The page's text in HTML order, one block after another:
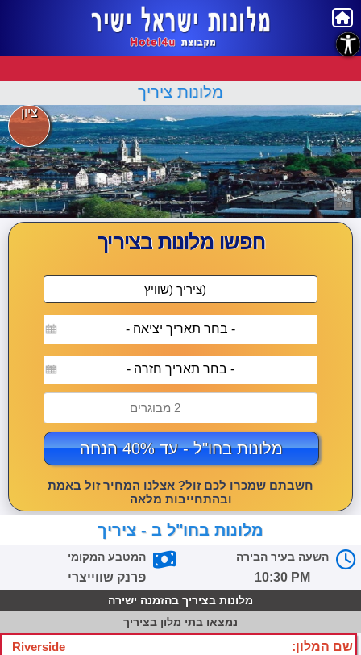
מלונות ציריך
ציון
חפשו מלונות בציריך
- בחר תאריך יציאה -
- בחר תאריך חזרה -
2 מבוגרים
מלונות בחו"ל - עד 40% הנחה
חשבתם שמכרו לכם זול? אצלנו המחיר זול באמת
ובהתחייבות מלאה
מלונות בחו"ל ב - ציריך
המטבע המקומי
פרנק שווייצרי
השעה בעיר הבירה
10:30 PM
מלונות בציריך בהזמנה ישירה
נמצאו בתי מלון בציריך
Riverside שם המלון:
נגישות